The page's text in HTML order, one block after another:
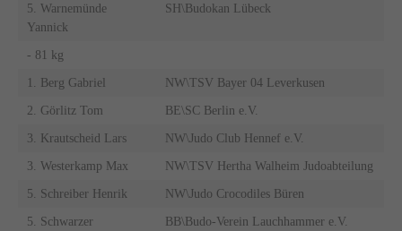
5. Warnemünde
Yannick
SH\Budokan Lübeck
- 81 kg
1. Berg Gabriel NW\TSV Bayer 04 Leverkusen
2. Görlitz Tom BE\SC Berlin e.V.
3. Krautscheid Lars NW\Judo Club Hennef e.V.
3. Westerkamp Max NW\TSV Hertha Walheim Judoabteilung
5. Schreiber Henrik NW\Judo Crocodiles Büren
5. Schwarzer
BB\Budo-Verein Lauchhammer e.V.